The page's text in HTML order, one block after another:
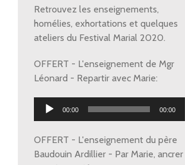
Retrouvez les enseignements,
homélies, exhortations et quelques
ateliers du Festival Marial 2020.
OFFERT - L'enseignement de Mgr
Léonard - Repartir avec Marie:
Lecteur
00:00 00:00
OFFERT - L'enseignement du père
Baudouin Ardillier - Par Marie, ancrer